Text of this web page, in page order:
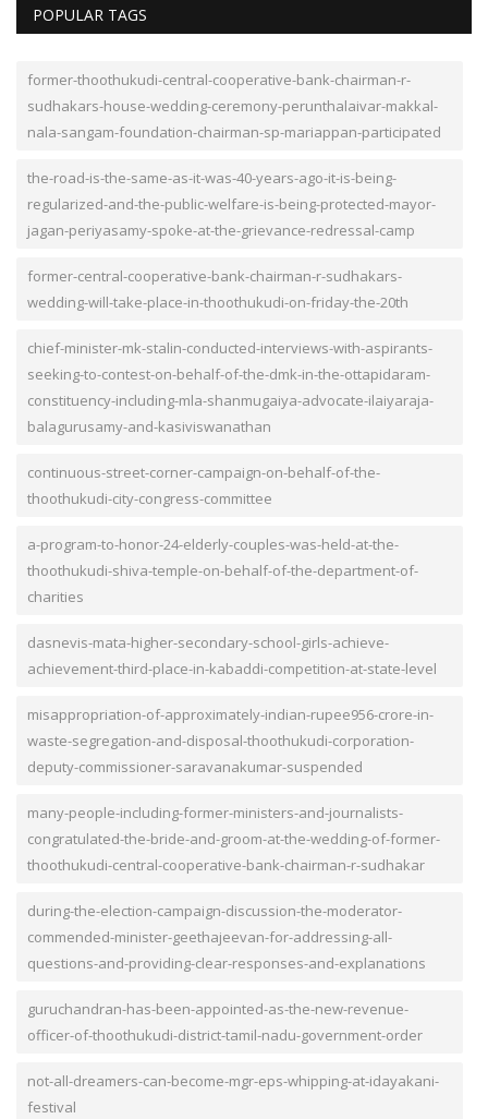
POPULAR TAGS
former-thoothukudi-central-cooperative-bank-chairman-r-
sudhakars-house-wedding-ceremony-perunthalaivar-makkal-
nala-sangam-foundation-chairman-sp-mariappan-participated
the-road-is-the-same-as-it-was-40-years-ago-it-is-being-
regularized-and-the-public-welfare-is-being-protected-mayor-
jagan-periyasamy-spoke-at-the-grievance-redressal-camp
former-central-cooperative-bank-chairman-r-sudhakars-
wedding-will-take-place-in-thoothukudi-on-friday-the-20th
chief-minister-mk-stalin-conducted-interviews-with-aspirants-
seeking-to-contest-on-behalf-of-the-dmk-in-the-ottapidaram-
constituency-including-mla-shanmugaiya-advocate-ilaiyaraja-
balagurusamy-and-kasiviswanathan
continuous-street-corner-campaign-on-behalf-of-the-
thoothukudi-city-congress-committee
a-program-to-honor-24-elderly-couples-was-held-at-the-
thoothukudi-shiva-temple-on-behalf-of-the-department-of-
charities
dasnevis-mata-higher-secondary-school-girls-achieve-
achievement-third-place-in-kabaddi-competition-at-state-level
misappropriation-of-approximately-indian-rupee956-crore-in-
waste-segregation-and-disposal-thoothukudi-corporation-
deputy-commissioner-saravanakumar-suspended
many-people-including-former-ministers-and-journalists-
congratulated-the-bride-and-groom-at-the-wedding-of-former-
thoothukudi-central-cooperative-bank-chairman-r-sudhakar
during-the-election-campaign-discussion-the-moderator-
commended-minister-geethajeevan-for-addressing-all-
questions-and-providing-clear-responses-and-explanations
guruchandran-has-been-appointed-as-the-new-revenue-
officer-of-thoothukudi-district-tamil-nadu-government-order
not-all-dreamers-can-become-mgr-eps-whipping-at-idayakani-
festival